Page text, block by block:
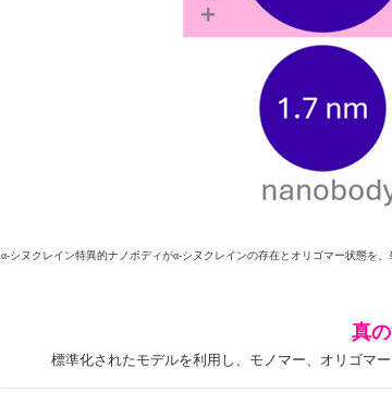
α-シヌクレイン特異的ナノボディがα-シヌクレインの存在とオリゴマー状態を
真
標準化されたモデルを利用し、モノマー、オリゴマ